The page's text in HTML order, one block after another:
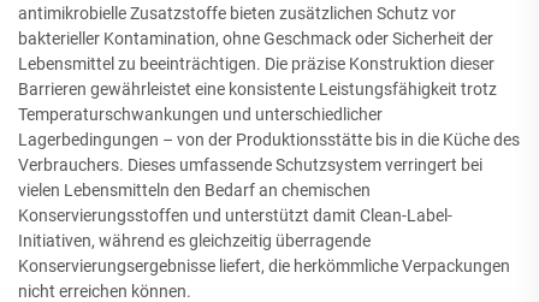
antimikrobielle Zusatzstoffe bieten zusätzlichen Schutz vor
bakterieller Kontamination, ohne Geschmack oder Sicherheit der
Lebensmittel zu beeinträchtigen. Die präzise Konstruktion dieser
Barrieren gewährleistet eine konsistente Leistungsfähigkeit trotz
Temperaturschwankungen und unterschiedlicher
Lagerbedingungen – von der Produktionsstätte bis in die Küche des
Verbrauchers. Dieses umfassende Schutzsystem verringert bei
vielen Lebensmitteln den Bedarf an chemischen
Konservierungsstoffen und unterstützt damit Clean-Label-
Initiativen, während es gleichzeitig überragende
Konservierungsergebnisse liefert, die herkömmliche Verpackungen
nicht erreichen können.